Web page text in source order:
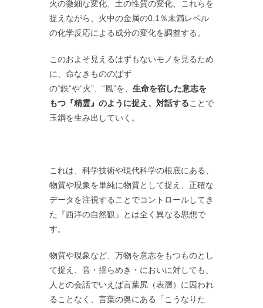
火の微細な変化、土の性質の変化、これらを
捉えながら、火中の金属の0.1％未満レベル
の化学反応による成分の変化を調整する。
このおよそ見えるはずもないモノを見るため
に、命なきもののばず
の“鉄”や“火”、“風”を、 生命を宿した意志を
もつ『精霊』のように捉え、対話することで
玉鋼を生み出していく。
これは、科学技術や現代科学の根底にある、
物質や現象を単純に物質として捉え、正確な
データを注視することでコントロールしてき
た『西洋の自然観』とは全く異なる思想で
す。
物質や現象など、万物を意志をもつものとし
て捉え、音・揺らめき・においに対しても、
人との会話でいえば言葉尻（表層）に囚われ
ることなく、言葉の奥にある「こうなりた